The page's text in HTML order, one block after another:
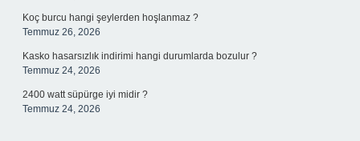
Koç burcu hangi şeylerden hoşlanmaz ?
Temmuz 26, 2026
Kasko hasarsızlık indirimi hangi durumlarda bozulur ?
Temmuz 24, 2026
2400 watt süpürge iyi midir ?
Temmuz 24, 2026